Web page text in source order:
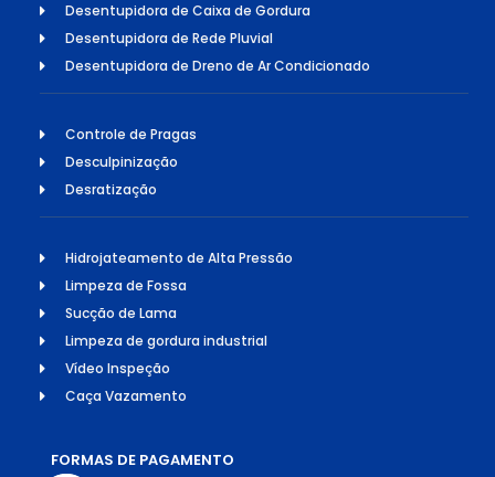
Desentupidora de Caixa de Gordura
Desentupidora de Rede Pluvial
Desentupidora de Dreno de Ar Condicionado
Controle de Pragas
Desculpinização
Desratização
Hidrojateamento de Alta Pressão
Limpeza de Fossa
Sucção de Lama
Limpeza de gordura industrial
Vídeo Inspeção
Caça Vazamento
FORMAS DE PAGAMENTO